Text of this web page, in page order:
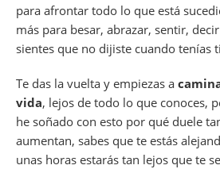
para afrontar todo lo que está
más para besar, abrazar, sentir,
sientes que no dijiste cuando tenías
Te das la vuelta y empiezas a
vida, lejos de todo lo que conoces,
he soñado con esto por qué duele
aumentan, sabes que te estás
unas horas estarás tan lejos que te